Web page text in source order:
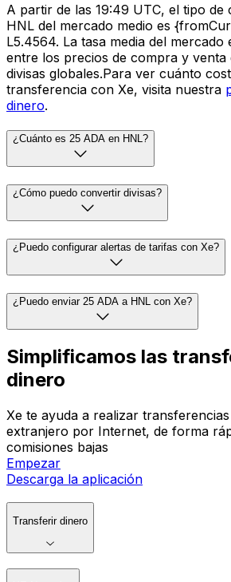
A partir de las 19:49 UTC, el tipo de
HNL del mercado medio es
L5.4564. La tasa media del mercado
entre los precios de compra y venta
divisas globales.Para ver cuánto
transferencia con Xe, visita nuestra
dinero.
¿Cuánto es 25 ADA en HNL?
¿Cómo puedo convertir divisas?
¿Puedo configurar alertas de tarifas con Xe?
¿Puedo enviar 25 ADA a HNL con Xe?
Simplificamos las
dinero
Xe te ayuda a realizar
extranjero por Internet, de forma
comisiones bajas
Empezar
Descarga la aplicación
Transferir dinero